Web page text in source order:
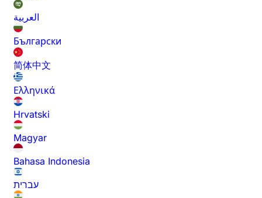
العربية
Български
简体中文
Ελληνικά
Hrvatski
Magyar
Bahasa Indonesia
עברית